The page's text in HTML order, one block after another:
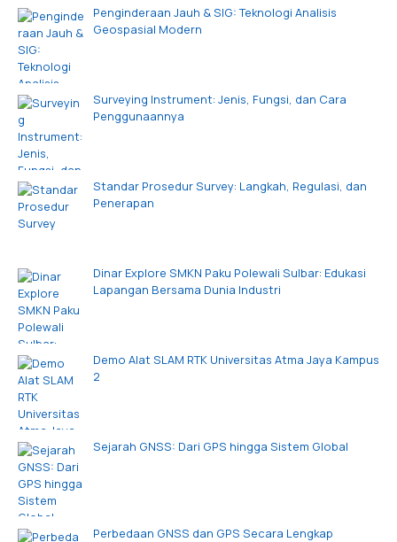
Penginderaan Jauh & SIG: Teknologi Analisis
Geospasial Modern
Surveying Instrument: Jenis, Fungsi, dan Cara
Penggunaannya
Standar Prosedur Survey: Langkah, Regulasi, dan
Penerapan
Dinar Explore SMKN Paku Polewali Sulbar: Edukasi
Lapangan Bersama Dunia Industri
Demo Alat SLAM RTK Universitas Atma Jaya Kampus
2
Sejarah GNSS: Dari GPS hingga Sistem Global
Perbedaan GNSS dan GPS Secara Lengkap